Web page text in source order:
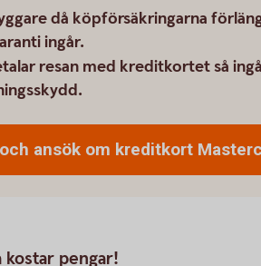
då köpförsäkringarna
ingår.
resan med kreditkortet så
ansök om kreditkort
kostar pengar!